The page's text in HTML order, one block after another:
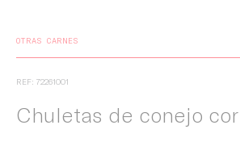
OTRAS CARNES
REF: 72261001
Chuletas de conejo